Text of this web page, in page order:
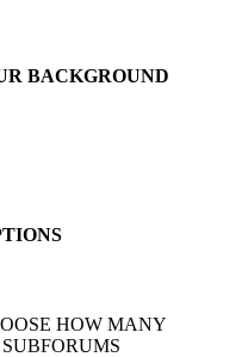
BACKGROUND
HOW MANY